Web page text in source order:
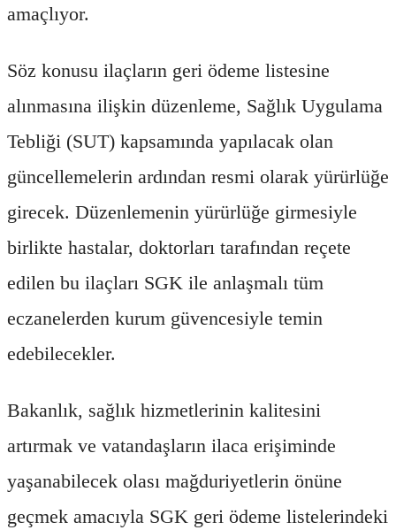
amaçlıyor.
Söz konusu ilaçların geri ödeme listesine
alınmasına ilişkin düzenleme, Sağlık Uygulama
Tebliği (SUT) kapsamında yapılacak olan
güncellemelerin ardından resmi olarak yürürlüğe
girecek. Düzenlemenin yürürlüğe girmesiyle
birlikte hastalar, doktorları tarafından reçete
edilen bu ilaçları SGK ile anlaşmalı tüm
eczanelerden kurum güvencesiyle temin
edebilecekler.
Bakanlık, sağlık hizmetlerinin kalitesini
artırmak ve vatandaşların ilaca erişiminde
yaşanabilecek olası mağduriyetlerin önüne
geçmek amacıyla SGK geri ödeme listelerindeki